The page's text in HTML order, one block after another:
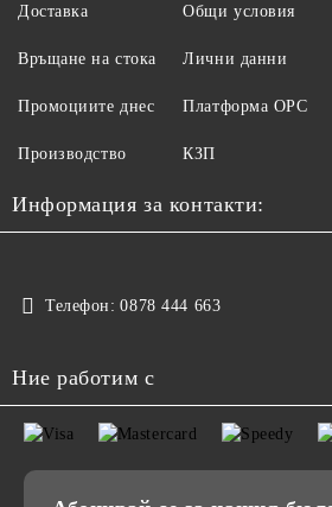
Доставка
Връщане на стока
Промоциите днес
Производство
Общи условия
Лични данни
Платформа ОРС
КЗП
Информация за контакти:
Телефон: 0878 444 663
Ние работим с